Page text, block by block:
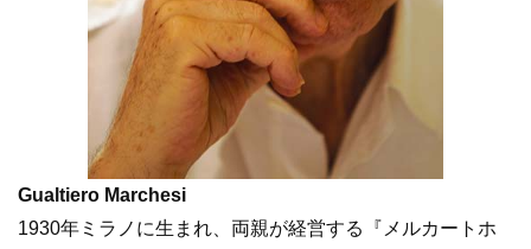
Gualtiero Marchesi
1930年ミラノに生まれ、両親が経営する『メルカートホ